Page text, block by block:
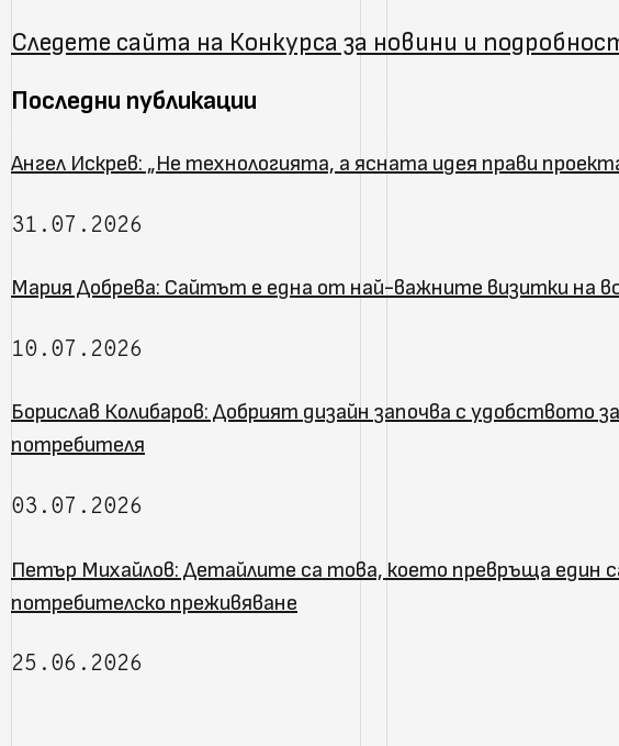
Следете сайта на Конкурса за новини и
Последни публикации
Ангел Искрев: „Не технологията, а ясната идея прави
31.07.2026
Мария Добрева: Сайтът е една от най-важните визитки на
10.07.2026
Борислав Колибаров: Добрият дизайн започва с удобството за
потребителя
03.07.2026
Петър Михайлов: Детайлите са това, което превръща един
потребителско преживяване
25.06.2026